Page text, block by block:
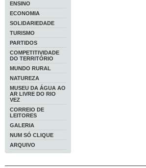
ENSINO
ECONOMIA
SOLIDARIEDADE
TURISMO
PARTIDOS
COMPETITIVIDADE
DO TERRITÓRIO
MUNDO RURAL
NATUREZA
MUSEU DA ÁGUA AO
AR LIVRE DO RIO
VEZ
CORREIO DE
LEITORES
GALERIA
NUM SÓ CLIQUE
ARQUIVO